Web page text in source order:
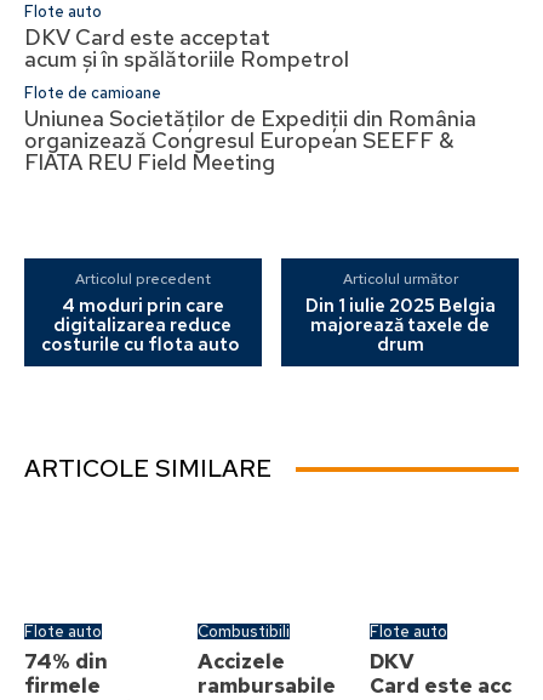
Flote auto
DKV Card este acceptat
acum și în spălătoriile Rompetrol
Flote de camioane
Uniunea Societăților de Expediții din România
organizează Congresul European SEEFF &
FIATA REU Field Meeting
Articolul precedent
4 moduri prin care
digitalizarea reduce
costurile cu flota auto
Articolul următor
Din 1 iulie 2025 Belgia
majorează taxele de
drum
ARTICOLE SIMILARE
Flote auto
74% din
firmele
Combustibili
Accizele
rambursabile
Flote auto
DKV
Card este acc